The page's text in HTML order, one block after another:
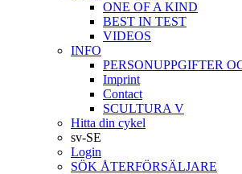
ONE OF A KIND
BEST IN TEST
VIDEOS
INFO
PERSONUPPGIFTER
Imprint
Contact
SCULTURA V
Hitta din cykel
sv-SE
Login
SÖK ÅTERFÖRSÄLJARE